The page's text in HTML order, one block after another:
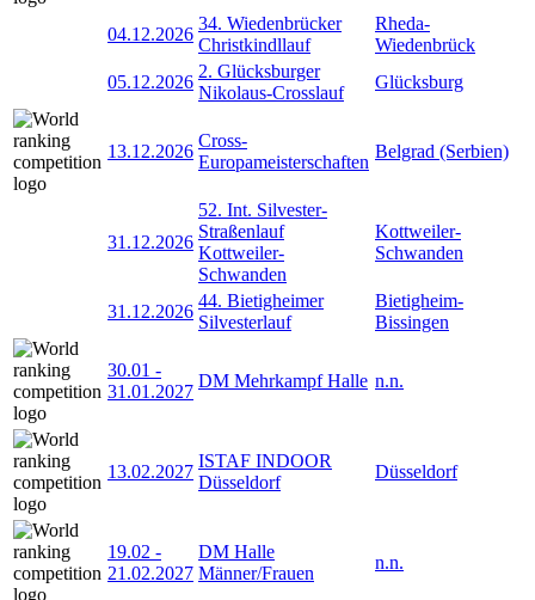
04.12.2026
34. Wiedenbrücker
Christkindllauf
Rheda-
Wiedenbrück
05.12.2026
2. Glücksburger
Nikolaus-Crosslauf
Glücksburg
13.12.2026
Cross-
Europameisterschaften
Belgrad (Serbien)
31.12.2026
52. Int. Silvester-
Straßenlauf
Kottweiler-
Schwanden
Kottweiler-
Schwanden
31.12.2026
44. Bietigheimer
Silvesterlauf
Bietigheim-
Bissingen
30.01 -
31.01.2027
DM Mehrkampf Halle n.n.
13.02.2027
ISTAF INDOOR
Düsseldorf
Düsseldorf
19.02 -
21.02.2027
DM Halle
Männer/Frauen
n.n.